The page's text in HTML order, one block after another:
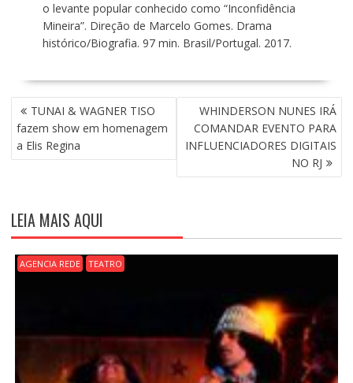
o levante popular conhecido como “Inconfidência
Mineira”. Direção de Marcelo Gomes. Drama
histórico/Biografia. 97 min. Brasil/Portugal. 2017.
N
A
V
E
Ç
Ã
O
D
S
TUNAI & WAGNER TISO
fazem show em homenagem
a Elis Regina
WHINDERSON NUNES IRÁ
COMANDAR EVENTO PARA
INFLUENCIADORES DIGITAIS
NO RJ
LEIA MAIS AQUI
AGENCIA REDE TEATRO